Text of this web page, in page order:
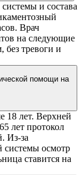
и состава
Врач
на следующие
тревоги и
помощи на
18 лет. Верхней
лет протокол
Из-за
системы осмотр
ставится на